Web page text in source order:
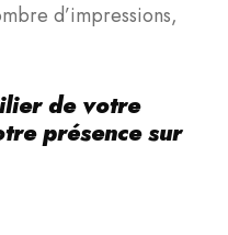
d’impressions,
de votre
présence sur